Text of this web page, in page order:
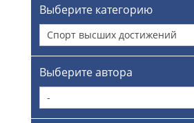
Выберите категорию
Спорт высших достижений
Выберите автора
-